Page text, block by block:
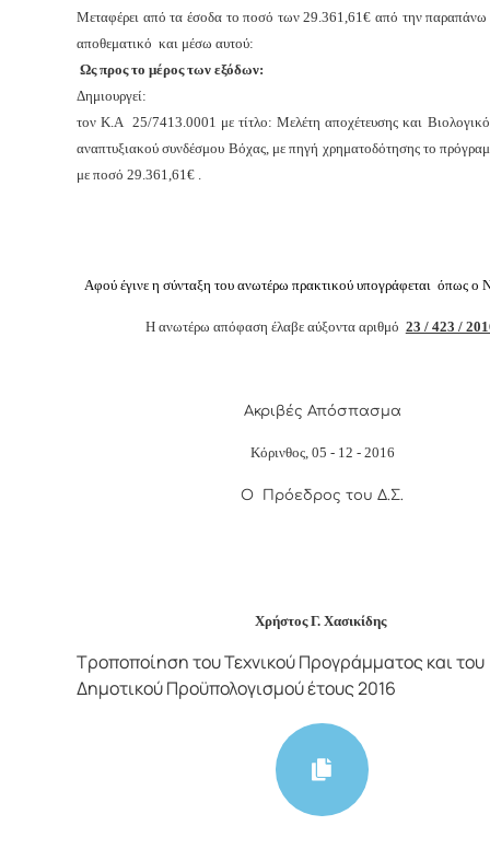
Μεταφέρει από τα έσοδα το ποσό των 29.361,61€ από την παραπάνω
αποθεματικό και μέσω αυτού:
Ως προς το μέρος των εξόδων:
Δημιουργεί:
τον Κ.Α 25/7413.0001 με τίτλο: Μελέτη αποχέτευσης και
αναπτυξιακού συνδέσμου Βόχας, με πηγή χρηματοδότησης το
με ποσό 29.361,61€ .
Αφού έγινε η σύνταξη του ανωτέρω πρακτικού υπογράφεται όπως ο
Η ανωτέρω απόφαση έλαβε αύξοντα αριθμό 23 / 423 /
Ακριβές Απόσπασμα
Κόρινθος, 05 - 12 - 2016
Ο Πρόεδρος του Δ.Σ.
Χρήστος Γ. Χασικίδης
Τροποποίηση του Τεχνικού Προγράμματος και του
Δημοτικού Προϋπολογισμού έτους 2016